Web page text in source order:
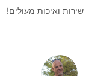
שירות ואיכות מעולים!